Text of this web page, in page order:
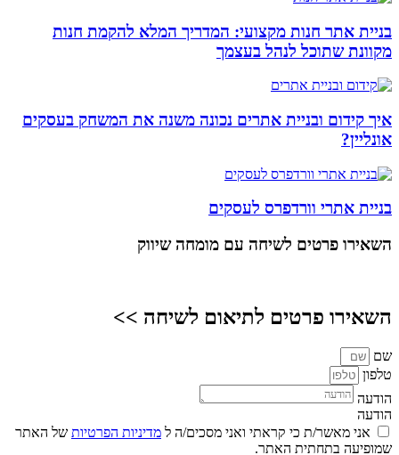
בניית אתר חנות מקצועי: המדריך המלא להקמת חנות
מקוונת שתוכל לנהל בעצמך
איך קידום ובניית אתרים נכונה משנה את המשחק בעסקים
אונליין?
בניית אתרי וורדפרס לעסקים
השאירו פרטים לשיחה עם מומחה שיווק
השאירו פרטים לתיאום לשיחה >>
שם
טלפון
הודעה
הודעה
אני מאשר/ת כי קראתי ואני מסכים/ה ל מדיניות הפרטיות של האתר
שמופיעה בתחתית האתר.